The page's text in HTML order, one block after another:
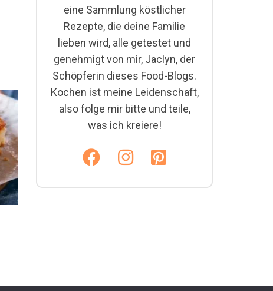
eine Sammlung köstlicher
Rezepte, die deine Familie
lieben wird, alle getestet und
genehmigt von mir, Jaclyn, der
Schöpferin dieses Food-Blogs.
Kochen ist meine Leidenschaft,
also folge mir bitte und teile,
was ich kreiere!